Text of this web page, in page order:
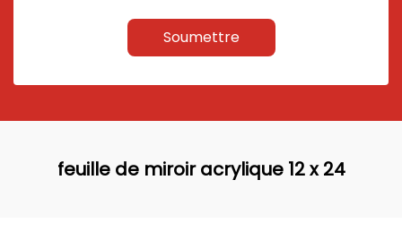
Soumettre
feuille de miroir acrylique 12 x 24